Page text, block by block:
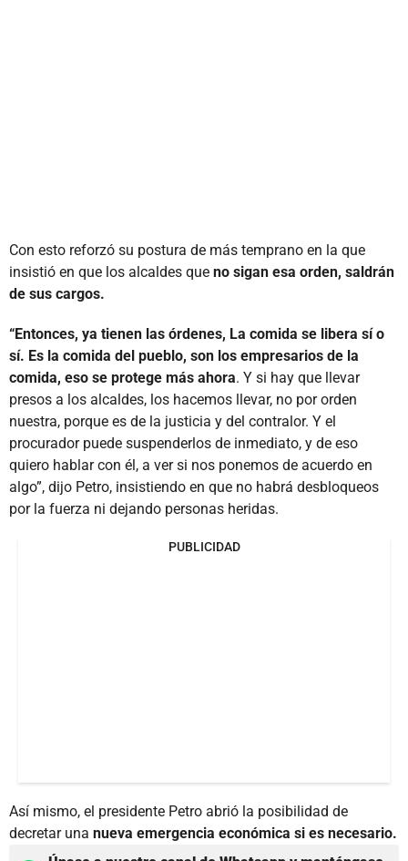
Con esto reforzó su postura de más temprano en la que
insistió en que los alcaldes que no sigan esa orden, saldrán
de sus cargos.
“Entonces, ya tienen las órdenes, La comida se libera sí o
sí. Es la comida del pueblo, son los empresarios de la
comida, eso se protege más ahora. Y si hay que llevar
presos a los alcaldes, los hacemos llevar, no por orden
nuestra, porque es de la justicia y del contralor. Y el
procurador puede suspenderlos de inmediato, y de eso
quiero hablar con él, a ver si nos ponemos de acuerdo en
algo”, dijo Petro, insistiendo en que no habrá desbloqueos
por la fuerza ni dejando personas heridas.
PUBLICIDAD
Así mismo, el presidente Petro abrió la posibilidad de
decretar una nueva emergencia económica si es necesario.